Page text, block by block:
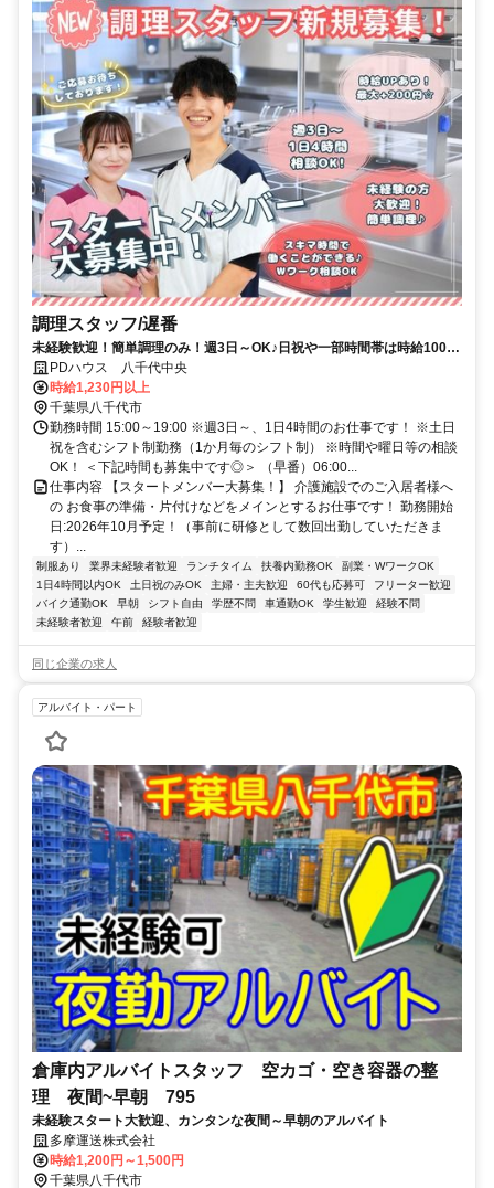
調理スタッフ/遅番
未経験歓迎！簡単調理のみ！週3日～OK♪日祝や一部時間帯は時給100円
UP♪PDハウス 八千代中央
時給1,230円以上
千葉県八千代市
勤務時間 15:00～19:00 ※週3日～、1日4時間のお仕事です！ ※土日
祝を含むシフト制勤務（1か月毎のシフト制） ※時間や曜日等の相談
OK！ ＜下記時間も募集中です◎＞ （早番）06:00...
仕事内容 【スタートメンバー大募集！】 介護施設でのご入居者様へ
の お食事の準備・片付けなどをメインとするお仕事です！ 勤務開始
日:2026年10月予定！（事前に研修として数回出勤していただきま
す）...
制服あり 業界未経験者歓迎 ランチタイム 扶養内勤務OK
副業・WワークOK
1日4時間以内OK
土日祝のみOK 主婦・主夫歓迎 60代も応募可
フリーター歓迎
バイク通勤OK
早朝 シフト自由 学歴不問 車通勤OK 学生歓迎
経験不問
未経験者歓迎
午前 経験者歓迎
同じ企業の求人
アルバイト・パート
倉庫内アルバイトスタッフ 空カゴ・空き容器の整
理 夜間~早朝 795
未経験スタート大歓迎、カンタンな夜間～早朝のアルバイト
多摩運送株式会社
時給1,200円～1,500円
千葉県八千代市